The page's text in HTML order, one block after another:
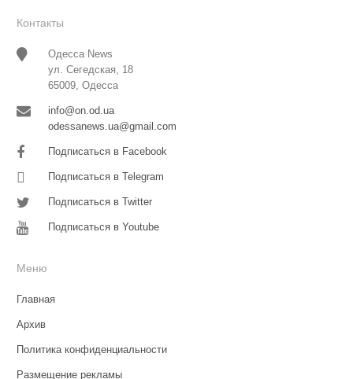
Контакты
Одесса News
ул. Сегедская, 18
65009, Одесса
info@on.od.ua
odessanews.ua@gmail.com
Подписаться в Facebook
Подписаться в Telegram
Подписаться в Twitter
Подписаться в Youtube
Меню
Главная
Архив
Политика конфиденциальности
Размещение рекламы